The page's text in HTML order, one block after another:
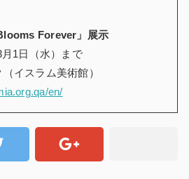
Forever 」展示
月 1日（水）まで
イスラム美術館）
en/